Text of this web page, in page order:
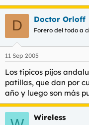
D Doctor Orloff
Forero del todo a
11 Sep 2005
Los típicos pijos
patillas, que dan por
año y luego son más
Wireless